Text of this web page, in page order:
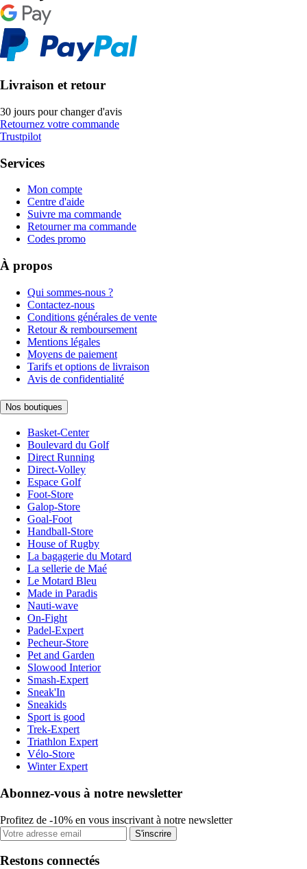
Livraison et retour
30 jours pour changer d'avis
Retournez votre commande
Trustpilot
Services
Mon compte
Centre d'aide
Suivre ma commande
Retourner ma commande
Codes promo
À propos
Qui sommes-nous ?
Contactez-nous
Conditions générales de vente
Retour & remboursement
Mentions légales
Moyens de paiement
Tarifs et options de livraison
Avis de confidentialité
Nos boutiques
Basket-Center
Boulevard du Golf
Direct Running
Direct-Volley
Espace Golf
Foot-Store
Galop-Store
Goal-Foot
Handball-Store
House of Rugby
La bagagerie du Motard
La sellerie de Maé
Le Motard Bleu
Made in Paradis
Nauti-wave
On-Fight
Padel-Expert
Pecheur-Store
Pet and Garden
Slowood Interior
Smash-Expert
Sneak'In
Sneakids
Sport is good
Trek-Expert
Triathlon Expert
Vélo-Store
Winter Expert
Abonnez-vous à notre newsletter
Profitez de -10% en vous inscrivant à notre newsletter
S'inscrire
Restons connectés